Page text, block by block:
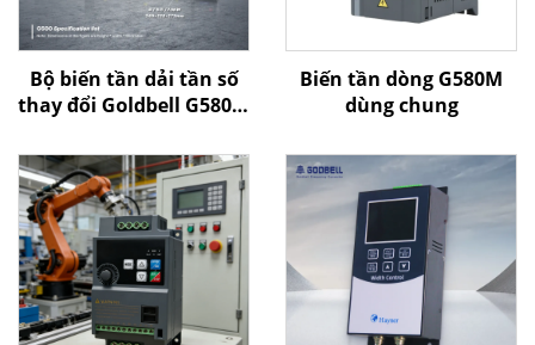
Bộ biến tần dải tần số
thay đổi Goldbell G580M
khiển V/F và điều khiển
vector | Bộ biến tần
được chứng nhận CE
Biến tần dòng G580M
dùng chung